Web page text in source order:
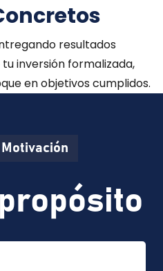
resultados
inversión formalizada,
en objetivos cumplidos.